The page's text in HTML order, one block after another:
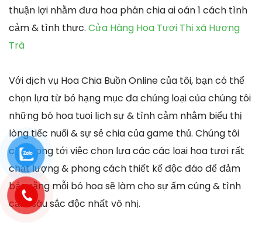
thuận lợi nhằm đưa hoa phân chia ai oán 1 cách tình
cảm & tình thực. Cửa Hàng Hoa Tươi Thị xã Hương
Trà
Với dịch vụ Hoa Chia Buồn Online của tôi, bạn có thể
chọn lựa từ bỏ hạng mục đa chủng loại của chúng tôi
những bó hoa tuoi lịch sự & tình cảm nhằm biểu thị
lòng tiếc nuối & sự sẻ chia của game thủ. Chúng tôi
chú trọng tới việc chọn lựa các các loại hoa tươi rất
chất lượng & phong cách thiết kế độc đáo để đảm
bảo rằng mỗi bó hoa sẽ làm cho sự ấm cúng & tình
cảm sâu sắc độc nhất vô nhị.